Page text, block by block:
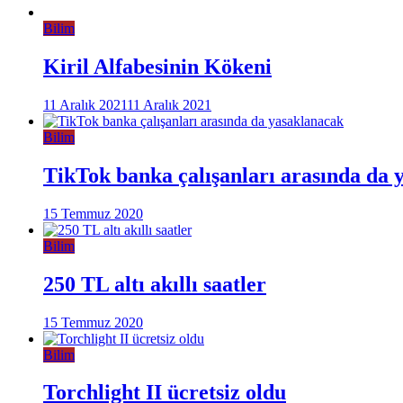
Bilim
Kiril Alfabesinin Kökeni
11 Aralık 202111 Aralık 2021
Bilim
TikTok banka çalışanları arasında da
15 Temmuz 2020
Bilim
250 TL altı akıllı saatler
15 Temmuz 2020
Bilim
Torchlight II ücretsiz oldu